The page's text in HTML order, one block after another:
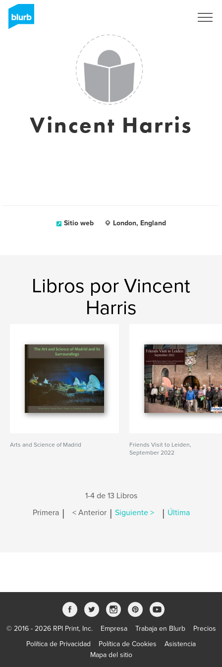
Vincent Harris
Sitio web London, England
Libros por Vincent
Harris
Arts and Science of Madrid
Friends Visit to Leiden,
September 2022
1-4 de 13 Libros
Primera | < Anterior | Siguiente > | Última
© 2016 - 2026 RPI Print, Inc. Empresa Trabaja en Blurb
Precios
Política de Privacidad
Política de Cookies
Asistencia
Mapa del sitio